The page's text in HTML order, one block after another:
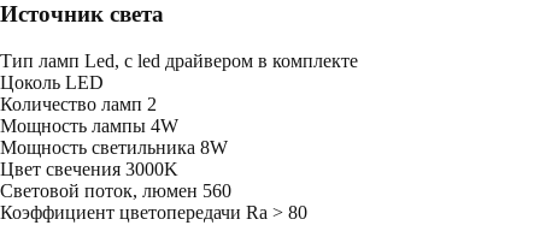
Источник света
Тип ламп Led, с led драйвером в комплекте
Цоколь LED
Количество ламп 2
Мощность лампы 4W
Мощность светильника 8W
Цвет свечения 3000K
Световой поток, люмен 560
Коэффициент цветопередачи Ra > 80